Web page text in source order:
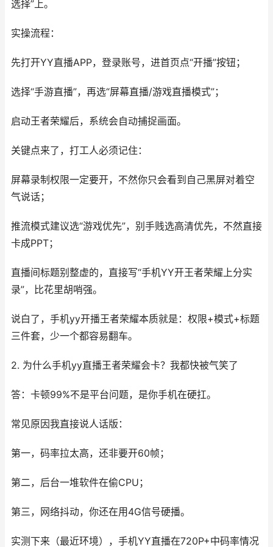
选择”上。
实操流程：
先打开YY直播APP，登录账号，进首页点“开播”按钮；
选择“手游直播”，再选“屏幕直播/游戏直播模式”；
启动王者荣耀后，系统会自动捕捉画面。
关键点来了，打工人必须记住：
屏幕录制权限一定要开，不然你只会看到自己黑屏对着空
气说话；
推流模式建议选“游戏优先”，别手贱选高清优先，不然直接
卡成PPT；
直播间标题别整虚的，直接写“手机YY开王者荣耀上分实
录”，比花里胡哨强。
说白了，手机yy开播王者荣耀本质就是：权限+模式+标题
三件套，少一个都容易翻车。
2. 为什么手机yy直播王者荣耀会卡？我都快被气笑了
答：卡顿99%不是平台问题，是你手机在硬扛。
常见原因我直接说人话版：
第一，码率拉太高，还非要开60帧；
第二，后台一堆软件在偷CPU；
第三，网络抖动，你还在用4G信号硬播。
实测下来（最近环境），手机YY直播在720P+中码率情况